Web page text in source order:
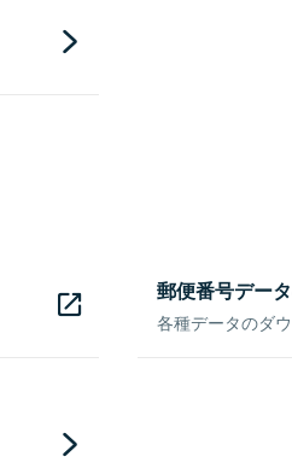
郵便番号デー
各種データのダ